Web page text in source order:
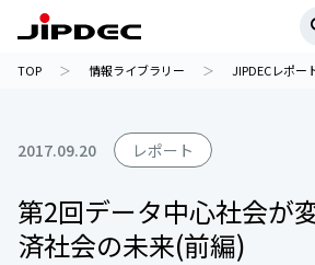
TOP 情報ライブラリー JIPDECレポー
2017.09.20 レポート
第2回データ中心社会が
済社会の未来(前編)